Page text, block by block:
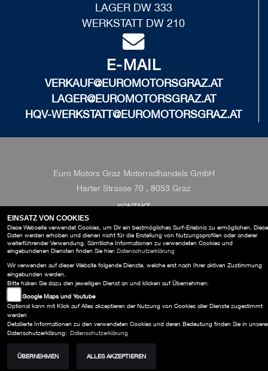
LAGER DW 333
WERKSTATT DW 210
E-MAIL
VERKAUF@EUROMOTORSGRAZ.AT
LAGER@EUROMOTORSGRAZ.AT
HQV-WERKSTATT@EUROMOTORSGRAZ.AT
Euro Motors Graz Motorradhandels GmbH
Harter Strasse 70 , 8053 Graz
KONTAKT
IMPRESSUM
EINSATZ VON COOKIES
Diese Webseite verwendet Cookies, um Dir ein bestmögliches Surf-Erlebnis zu ermöglichen. Diese
Daten werden erhoben und dienen nicht für die Erstellung von Nutzungsprofilen oder anderer
weiterführender Verwendung. Sämtliche Informationen zu verwendeten Cookies und
eingebundenen Diensten finden Sie hier: Datenschutzerklärung
Wir verwenden auf dieser Website folgende Dienste, welche erst nach Ihrer aktiven Zustimmung
eingebunden werden.
Bitte haken Sie dazu den jeweiligen Dienst an und klicken auf Übernehmen:
Google Maps und Youtube
Optional kann mit Klick auf Alles akzeptieren der Nutzung von Cookies aller Dienste zugestimmt
werden
Detailierte Informationen zu den verwendeten Cookies und deren Bedeutung finden Sie in unserer
Datenschutzerklärung: Datenschutzerklärung
ÜBERNEHMEN ALLES AKZEPTIEREN